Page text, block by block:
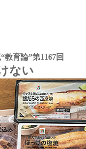
教育論”第1167回
ない